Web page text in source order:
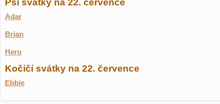
Psí svátky na 22. července
Adar
Brian
Hero
Kočičí svátky na 22. července
Ebbie